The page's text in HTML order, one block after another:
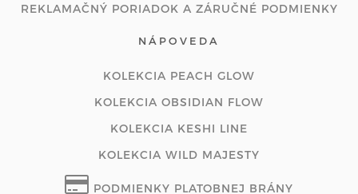
REKLAMAČNÝ PORIADOK A ZÁRUČNÉ PODMIENKY
NÁPOVEDA
KOLEKCIA PEACH GLOW
KOLEKCIA OBSIDIAN FLOW
KOLEKCIA KESHI LINE
KOLEKCIA WILD MAJESTY
PODMIENKY PLATOBNEJ BRÁNY